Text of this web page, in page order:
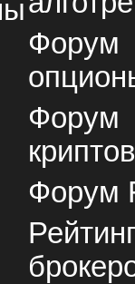
Форум
Форум
Форум